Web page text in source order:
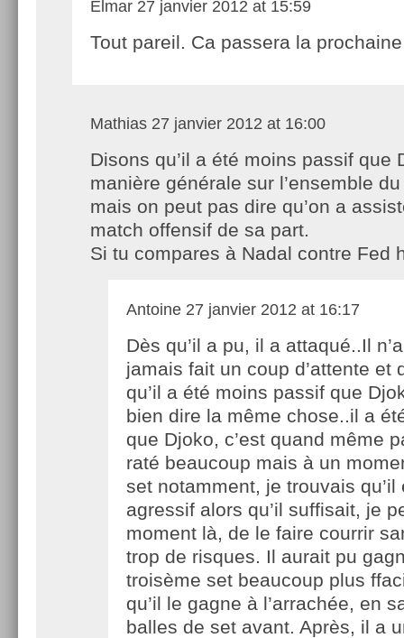
Elmar 27 janvier 2012 at 15:59
Tout pareil. Ca passera la
Mathias 27 janvier 2012 at 16:00
Disons qu’il a été moins passif que
manière générale sur l’ensemble
mais on peut pas dire qu’on a
match offensif de sa part.
Si tu compares à Nadal contre Fed
Antoine 27 janvier 2012 at 16:17
Dès qu’il a pu, il a attaqué..Il n’a
jamais fait un coup d’attente et
qu’il a été moins passif que
bien dire la même chose..il a
que Djoko, c’est quand même
raté beaucoup mais à un
set notamment, je trouvais qu’il
agressif alors qu’il suffisait, je
moment là, de le faire courrir
trop de risques. Il aurait pu
troisème set beaucoup plus
qu’il le gagne à l’arrachée, en
balles de set avant. Après, il a